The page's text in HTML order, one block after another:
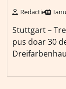
Redactie
Stuttgart –
pus doar 30